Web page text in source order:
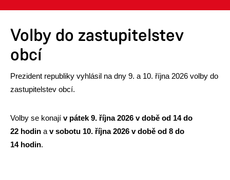
Město
Volby do zastupitelstev
obcí
Prezident republiky vyhlásil na dny 9. a 10. října 2026 volby do
zastupitelstev obcí.
Volby se konají v pátek 9. října 2026 v době od 14 do
22 hodin a v sobotu 10. října 2026 v době od 8 do
14 hodin.